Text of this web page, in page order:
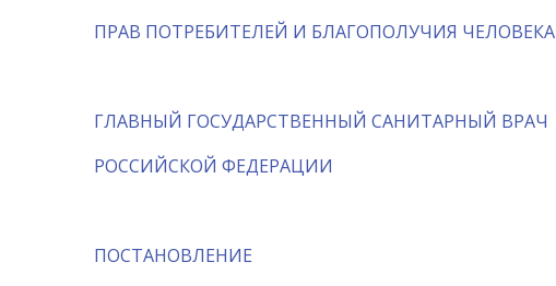
ПРАВ ПОТРЕБИТЕЛЕЙ И БЛАГОПОЛУЧИЯ ЧЕЛОВЕКА
ГЛАВНЫЙ ГОСУДАРСТВЕННЫЙ САНИТАРНЫЙ ВРАЧ
РОССИЙСКОЙ ФЕДЕРАЦИИ
ПОСТАНОВЛЕНИЕ